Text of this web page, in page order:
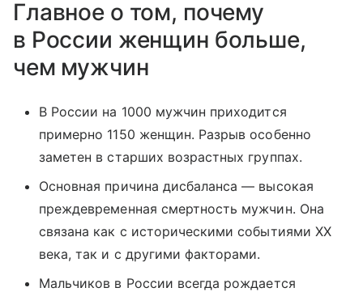
Главное о том, почему
в России женщин больше,
чем мужчин
В России на 1000 мужчин приходится
примерно 1150 женщин. Разрыв особенно
заметен в старших возрастных группах.
Основная причина дисбаланса — высокая
преждевременная смертность мужчин. Она
связана как с историческими событиями XX
века, так и с другими факторами.
Мальчиков в России всегда рождается